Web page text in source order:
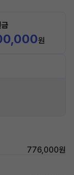
원
776,000원